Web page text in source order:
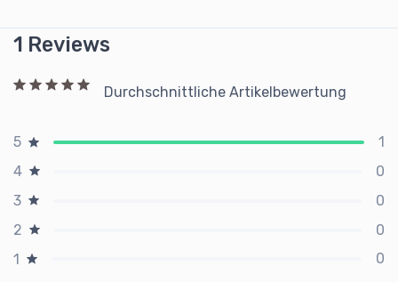
1 Reviews
Durchschnittliche Artikelbewertung
5
1
4
0
3
0
2
0
1
0